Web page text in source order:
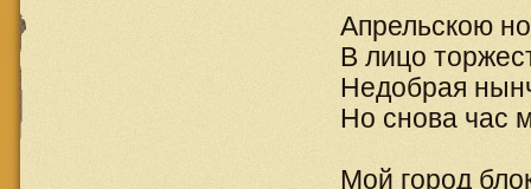
Апрельскою
В лицо
Недобрая
Но снова час
Мой город